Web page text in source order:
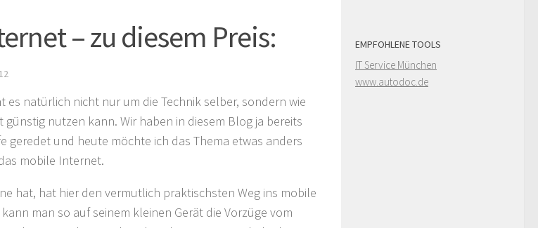
– zu diesem Preis:
es natürlich nicht nur um die Technik selber, sondern wie
günstig nutzen kann. Wir haben in diesem Blog ja bereits
geredet und heute möchte ich das Thema etwas anders
mobile Internet.
hat, hat hier den vermutlich praktischsten Weg ins mobile
man so auf seinem kleinen Gerät die Vorzüge vom
EMPFOHLENE TOOLS
IT Service München
www.autodoc.de